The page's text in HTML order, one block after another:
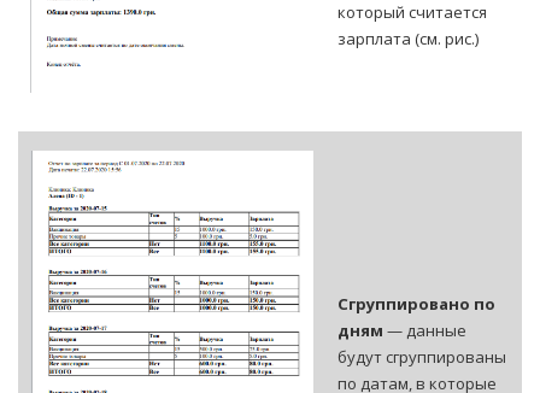
который считается
зарплата (см. рис.)
Сгруппировано по
дням — данные
будут сгруппированы
по датам, в которые